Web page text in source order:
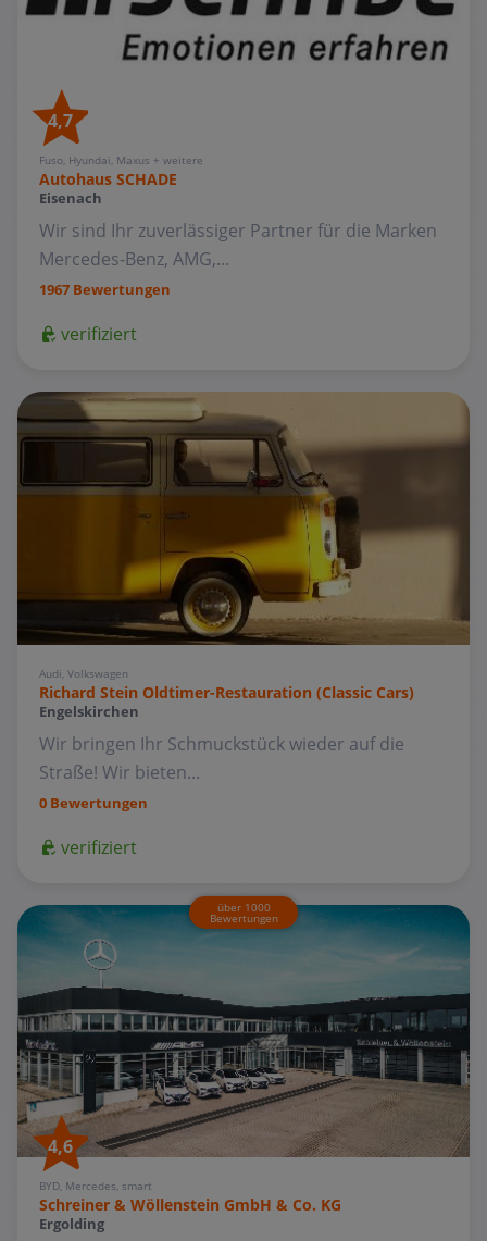
4,7
Fuso, Hyundai, Maxus + weitere
Autohaus SCHADE
Eisenach
Wir sind Ihr zuverlässiger Partner für die Marken
Mercedes-Benz, AMG,...
1967 Bewertungen
verifiziert
Audi, Volkswagen
Richard Stein Oldtimer-Restauration (Classic Cars)
Engelskirchen
Wir bringen Ihr Schmuckstück wieder auf die
Straße! Wir bieten...
0 Bewertungen
verifiziert
über 1000
Bewertungen
4,6
BYD, Mercedes, smart
Schreiner & Wöllenstein GmbH & Co. KG
Ergolding